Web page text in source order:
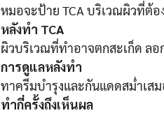
หมอจะป้าย TCA บริเวณผิวที่ต้
หลังทำ TCA
ผิวบริเวณที่ทำอาจตกสะเก็ด ลอ
การดูแลหลังทำ
ทาครีมบำรุงและกันแดดสม่ำเส
ทำกี่ครั้งถึงเห็นผล